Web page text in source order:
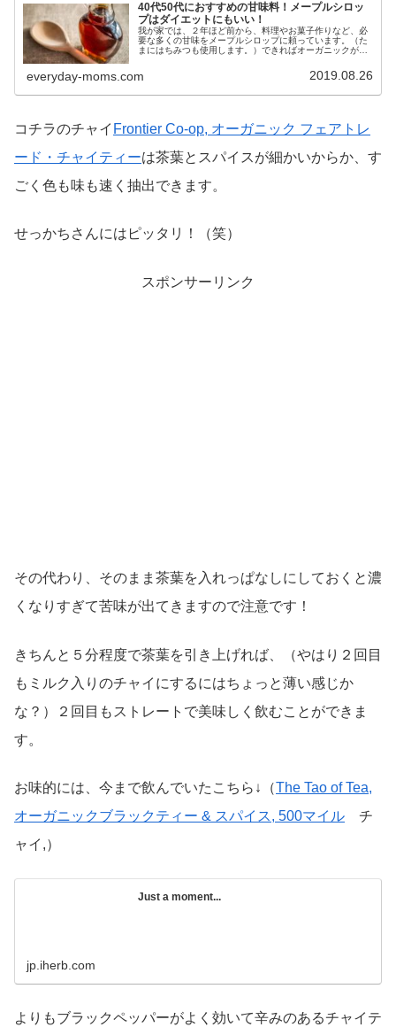
40代50代におすすめの甘味料！メープルシロッ
プはダイエットにもいい！
我が家では、２年ほど前から、料理やお菓子作りなど、必
要な多くの甘味をメープルシロップに頼っています。（た
まにはちみつも使用します。）できればオーガニックが一
everyday-moms.com 2019.08.26
コチラのチャイ Frontier Co-op, オーガニック フェアトレ
ード・チャイティーは茶葉とスパイスが細かいからか、す
ごく色も味も速く抽出できます。
せっかちさんにはピッタリ！（笑）
スポンサーリンク
その代わり、そのまま茶葉を入れっぱなしにしておくと濃
くなりすぎて苦味が出てきますので注意です！
きちんと５分程度で茶葉を引き上げれば、（やはり２回目
もミルク入りのチャイにするにはちょっと薄い感じか
な？）２回目もストレートで美味しく飲むことができま
す。
お味的には、今まで飲んでいたこちら↓（The Tao of Tea,
オーガニックブラックティー & スパイス, 500マイル チ
ャイ,）
Just a moment...
jp.iherb.com
よりもブラックペッパーがよく効いて辛みのあるチャイテ